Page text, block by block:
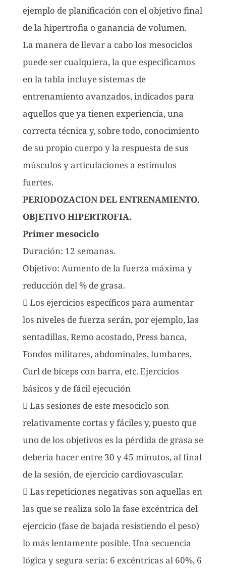
ejemplo de planificación con el objetivo final
de la hipertrofia o ganancia de volumen.
La manera de llevar a cabo los mesociclos
puede ser cualquiera, la que especificamos
en la tabla incluye sistemas de
entrenamiento avanzados, indicados para
aquellos que ya tienen experiencia, una
correcta técnica y, sobre todo, conocimiento
de su propio cuerpo y la respuesta de sus
músculos y articulaciones a estímulos
fuertes.
PERIODOZACION DEL ENTRENAMIENTO.
OBJETIVO HIPERTROFIA.
Primer mesociclo
Duración: 12 semanas.
Objetivo: Aumento de la fuerza máxima y
reducción del % de grasa.
 Los ejercicios específicos para aumentar
los niveles de fuerza serán, por ejemplo, las
sentadillas, Remo acostado, Press banca,
Fondos militares, abdominales, lumbares,
Curl de bíceps con barra, etc. Ejercicios
básicos y de fácil ejecución
 Las sesiones de este mesociclo son
relativamente cortas y fáciles y, puesto que
uno de los objetivos es la pérdida de grasa se
debería hacer entre 30 y 45 minutos, al final
de la sesión, de ejercicio cardiovascular.
 Las repeticiones negativas son aquellas en
las que se realiza solo la fase excéntrica del
ejercicio (fase de bajada resistiendo el peso)
lo más lentamente posible. Una secuencia
lógica y segura sería: 6 excéntricas al 60%, 6